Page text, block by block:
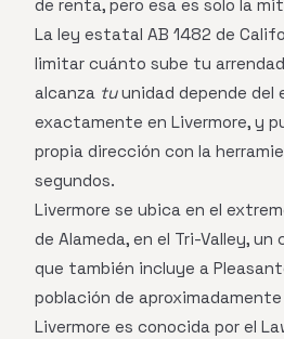
de renta, pero esa es solo la
La ley estatal AB 1482 de
limitar cuánto sube tu
alcanza tuunidad depende del
exactamente en Livermore, y
propia dirección con la
segundos.
Livermore se ubica en el
de Alameda, en el Tri-Valley, un
que también incluye a
población de
Livermore es conocida por el